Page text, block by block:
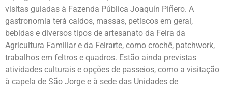
visitas guiadas à Fazenda Pública Joaquín Piñero. A
gastronomia terá caldos, massas, petiscos em geral,
bebidas e diversos tipos de artesanato da Feira da
Agricultura Familiar e da Feirarte, como crochê, patchwork,
trabalhos em feltros e quadros. Estão ainda previstas
atividades culturais e opções de passeios, como a visitação
à capela de São Jorge e à sede das Unidades de